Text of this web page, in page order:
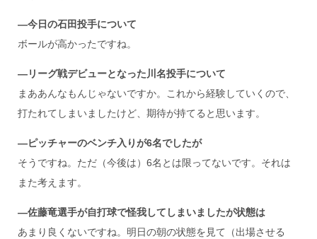
―今日の石田投手について
ボールが高かったですね。
―リーグ戦デビューとなった川名投手について
まああんなもんじゃないですか。これから経験していくので、
打たれてしまいましたけど、期待が持てると思います。
―ピッチャーのベンチ入りが6名でしたが
そうですね。ただ（今後は）6名とは限ってないです。それは
また考えます。
―佐藤竜選手が自打球で怪我してしまいましたが状態は
あまり良くないですね。明日の朝の状態を見て（出場させる